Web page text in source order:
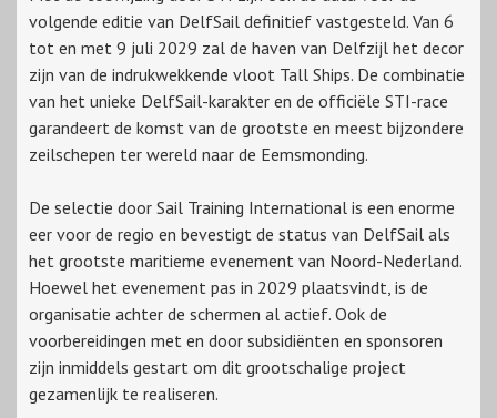
volgende editie van DelfSail definitief vastgesteld. Van 6
tot en met 9 juli 2029 zal de haven van Delfzijl het decor
zijn van de indrukwekkende vloot Tall Ships. De combinatie
van het unieke DelfSail-karakter en de officiële STI-race
garandeert de komst van de grootste en meest bijzondere
zeilschepen ter wereld naar de Eemsmonding.
De selectie door Sail Training International is een enorme
eer voor de regio en bevestigt de status van DelfSail als
het grootste maritieme evenement van Noord-Nederland.
Hoewel het evenement pas in 2029 plaatsvindt, is de
organisatie achter de schermen al actief. Ook de
voorbereidingen met en door subsidiënten en sponsoren
zijn inmiddels gestart om dit grootschalige project
gezamenlijk te realiseren.